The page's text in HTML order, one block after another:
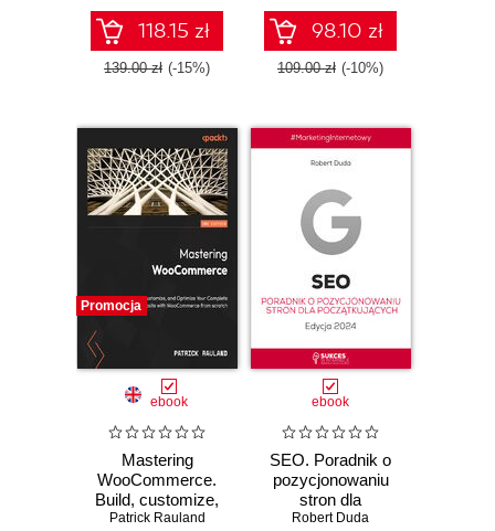
118.15 zł
139.00 zł (-15%)
excellence by
adopting
responsive web
design
98.10 zł
109.00 zł (-10%)
Promocja
ebook
Mastering
WooCommerce.
Build, customize,
and launch a
Patrick Rauland
ebook
SEO. Poradnik o
pozycjonowaniu
stron dla
początkujących.
Robert Duda